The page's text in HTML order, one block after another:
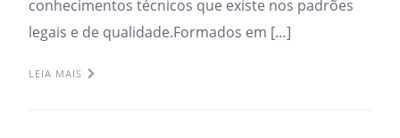
conhecimentos técnicos que existe nos padrões
legais e de qualidade.Formados em […]
LEIA MAIS